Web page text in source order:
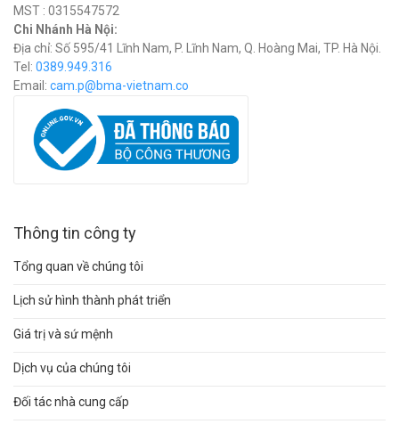
MST : 0315547572
Chi Nhánh Hà Nội:
Địa chỉ: Số 595/41 Lĩnh Nam, P. Lĩnh Nam, Q. Hoàng Mai, TP. Hà Nội.
Tel: 0389.949.316
Email: cam.p@bma-vietnam.co
Thông tin công ty
Tổng quan về chúng tôi
Lịch sử hình thành phát triển
Giá trị và sứ mệnh
Dịch vụ của chúng tôi
Đối tác nhà cung cấp